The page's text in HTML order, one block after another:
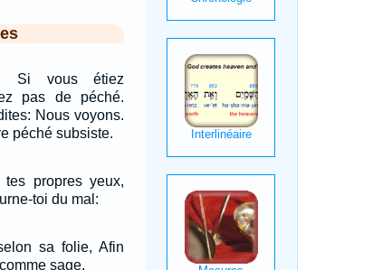
Si vous étiez
pas de péché.
Nous voyons.
péché subsiste.
propres yeux,
toi du mal:
sa folie, Afin
sage.